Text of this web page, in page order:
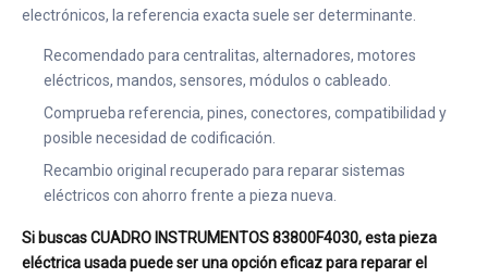
electrónicos, la referencia exacta suele ser determinante.
Recomendado para centralitas, alternadores, motores
eléctricos, mandos, sensores, módulos o cableado.
Comprueba referencia, pines, conectores, compatibilidad y
posible necesidad de codificación.
Recambio original recuperado para reparar sistemas
eléctricos con ahorro frente a pieza nueva.
Si buscas CUADRO INSTRUMENTOS 83800F4030, esta pieza
eléctrica usada puede ser una opción eficaz para reparar el